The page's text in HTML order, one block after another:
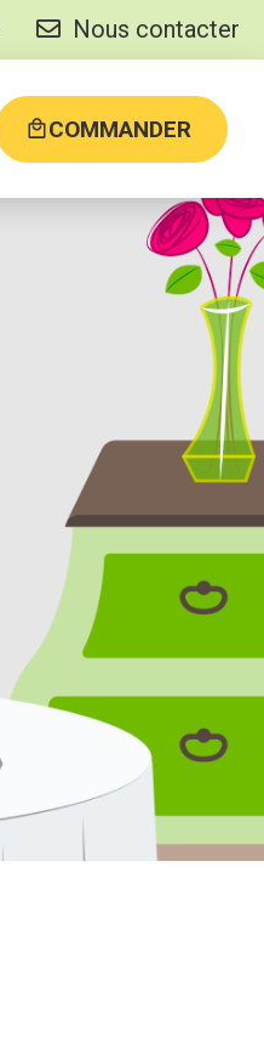
Nous contacter
COMMANDER